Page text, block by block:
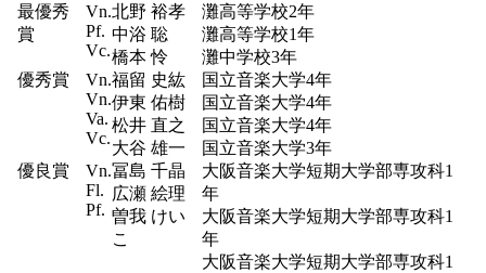
最優秀
賞
Vn.
Pf.
Vc.
北野 裕孝
中浴 聡
橋本 怜
灘高等学校2年
灘高等学校1年
灘中学校3年
優秀賞
Vn.
Vn.
Va.
Vc.
福留 史紘
伊東 佑樹
松井 直之
大谷 雄一
国立音楽大学4年
国立音楽大学4年
国立音楽大学4年
国立音楽大学3年
優良賞
Vn.
Fl.
Pf.
冨島 千晶
広瀬 絵理
曽我 けい
こ
大阪音楽大学短期大学部専攻科1
年
大阪音楽大学短期大学部専攻科1
年
大阪音楽大学短期大学部専攻科1